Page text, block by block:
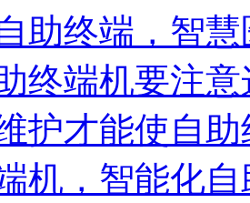
助终端，智慧
终端机要注意
护才能使自
机，智能化